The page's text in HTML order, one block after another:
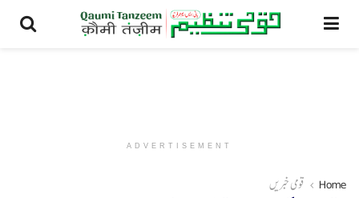
ADVERTISEMENT
Home قومی خبریں